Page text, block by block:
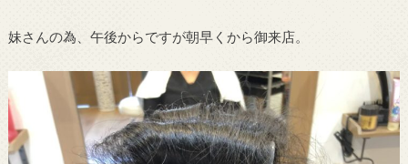
妹さんの為、午後からですが朝早くから御来店。